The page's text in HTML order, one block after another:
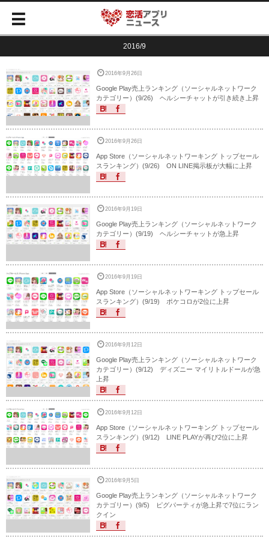
2016/9
2016年9月26日
Google Play売上ランキング（ソーシャルネットワーク
カテゴリー）(9/26) ヘルシーチャットが引き続き上昇
2016年9月26日
App Store（ソーシャルネットワーキング トップセール
スランキング）(9/26) ON LINE掲示板が大幅に上昇
2016年9月19日
Google Play売上ランキング（ソーシャルネットワーク
カテゴリー）(9/19) ヘルシーチャットが急上昇
2016年9月19日
App Store（ソーシャルネットワーキング トップセール
スランキング）(9/19) ポケコロが2位に上昇
2016年9月12日
Google Play売上ランキング（ソーシャルネットワーク
カテゴリー）(9/12) ディズニー マイリトルドールが急
上昇
2016年9月12日
App Store（ソーシャルネットワーキング トップセール
スランキング）(9/12) LINE PLAYが再び2位に上昇
2016年9月5日
Google Play売上ランキング（ソーシャルネットワーク
カテゴリー）(9/5) ピグパーティが急上昇で7位にラン
クイン